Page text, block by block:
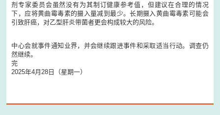
剂专家委员会虽然没有为其制订健康参考值，但建议在合理的情况
下，应将黄曲霉毒素的摄入量减到最少。长期摄入黄曲霉毒素可能会
引致肝癌，对乙型肝炎带菌者更会构成较大的风险。
中心会就事件通知业界，并会继续跟进事件和采取适当行动。调查仍
然继续。
完
2025年4月28日（星期一）